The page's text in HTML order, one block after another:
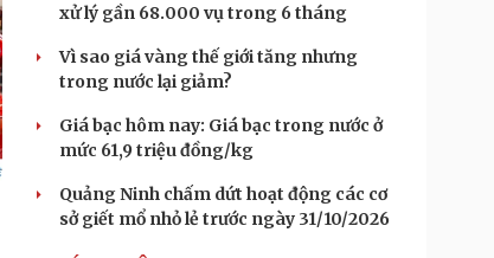
xử lý gần 68.000 vụ trong 6 tháng
Vì sao giá vàng thế giới tăng nhưng
trong nước lại giảm?
Giá bạc hôm nay: Giá bạc trong nước ở
mức 61,9 triệu đồng/kg
Quảng Ninh chấm dứt hoạt động các cơ
sở giết mổ nhỏ lẻ trước ngày 31/10/2026